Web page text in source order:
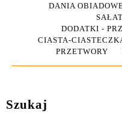
DANIA
DODATKI -
CIASTA-
PRZETWORY
Szukaj